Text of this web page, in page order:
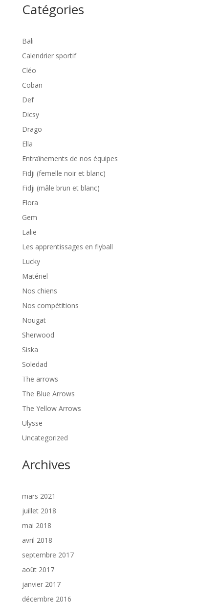
Catégories
Bali
Calendrier sportif
Cléo
Coban
Def
Dicsy
Drago
Ella
Entraînements de nos équipes
Fidji (femelle noir et blanc)
Fidji (mâle brun et blanc)
Flora
Gem
Lalie
Les apprentissages en flyball
Lucky
Matériel
Nos chiens
Nos compétitions
Nougat
Sherwood
Siska
Soledad
The arrows
The Blue Arrows
The Yellow Arrows
Ulysse
Uncategorized
Archives
mars 2021
juillet 2018
mai 2018
avril 2018
septembre 2017
août 2017
janvier 2017
décembre 2016